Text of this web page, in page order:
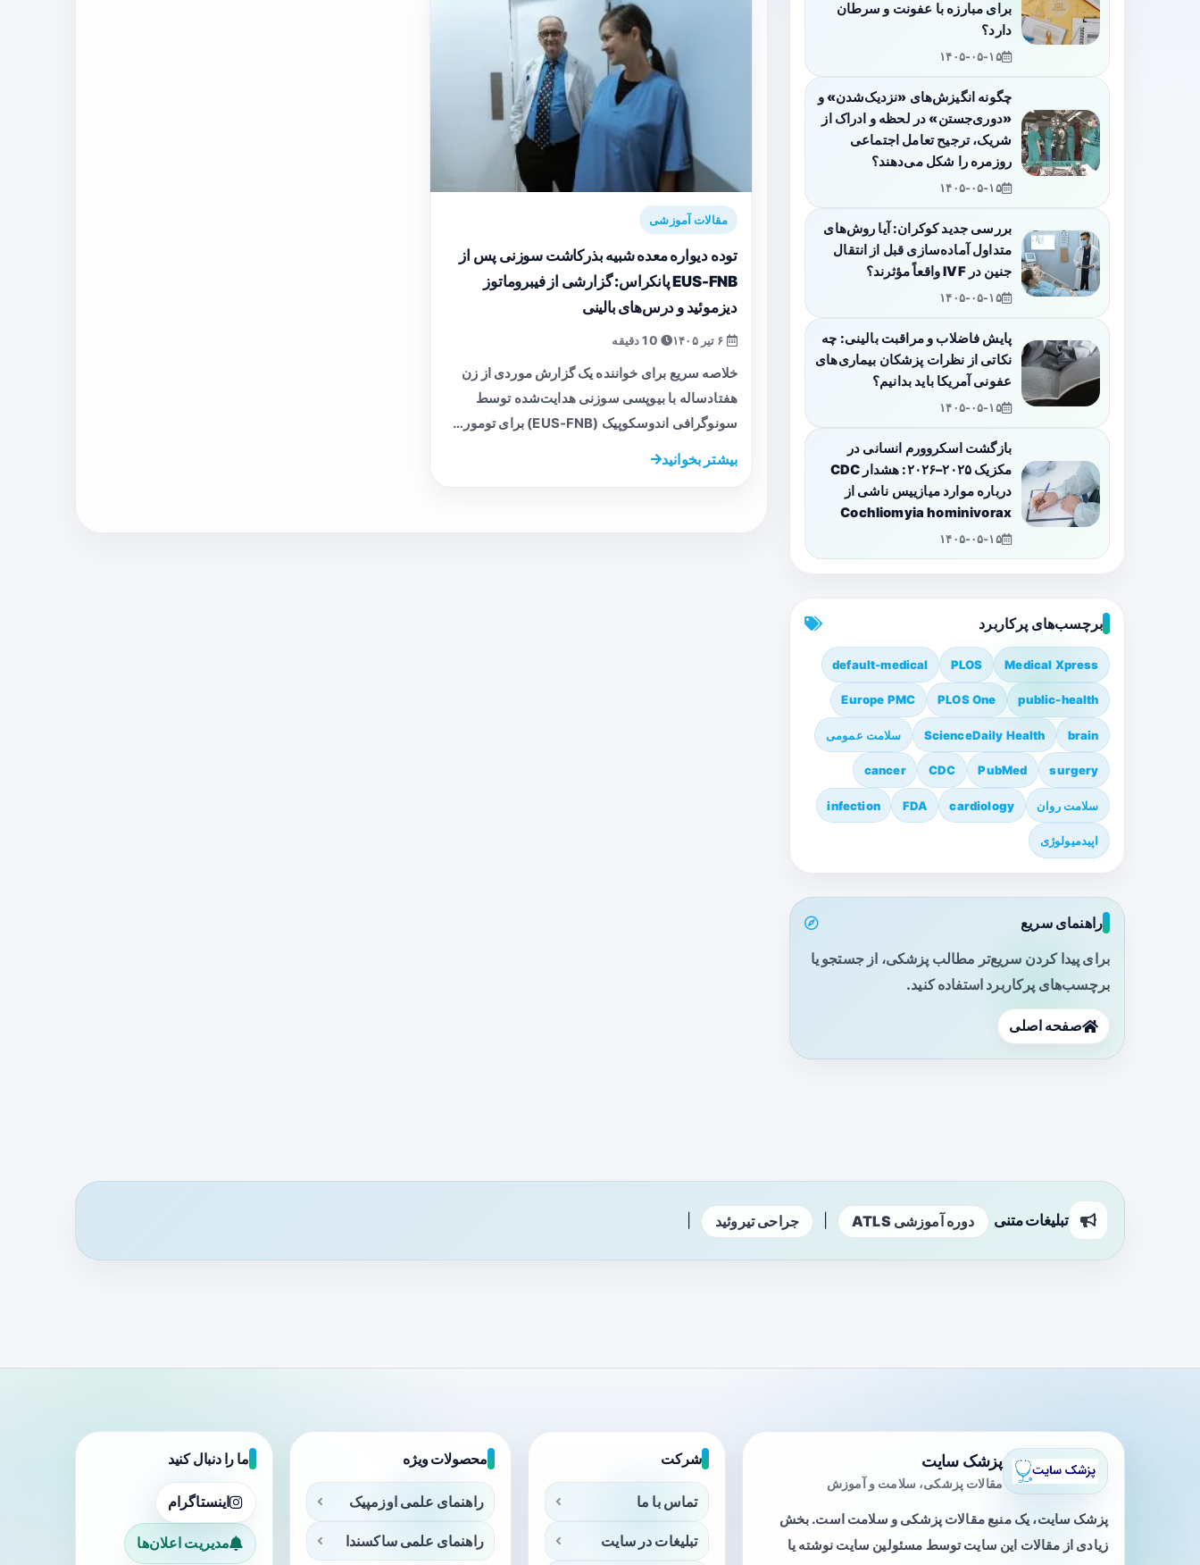
مقالات آموزشی
توده دیواره معده شبیه بذرکاشت سوزنی پس از
EUS-FNB پانکراس: گزارشی از فیبروماتوز
دیزموئید و درس‌های بالینی
خلاصه سریع برای خواننده یک گزارش موردی از زن
هفتاد‌ساله با بیوپسی سوزنی هدایت‌شده توسط
سونوگرافی اندوسکوپیک (EUS‑FNB) برای تومور…
بیشتر بخوانید
برای مبارزه با عفونت و سرطان
دارد؟
۱۴۰۵-۰۵-۱۵
چگونه انگیزش‌های «نزدیک‌شدن» و
«دوری‌جستن» در لحظه و ادراک از
شریک، ترجیح تعامل اجتماعی
روزمره را شکل می‌دهند؟
۱۴۰۵-۰۵-۱۵
بررسی جدید کوکران: آیا روش‌های
متداول آماده‌سازی قبل از انتقال
جنین در IVF واقعاً مؤثرند؟
۱۴۰۵-۰۵-۱۵
پایش فاضلاب و مراقبت بالینی: چه
نکاتی از نظرات پزشکان بیماری‌های
عفونی آمریکا باید بدانیم؟
۱۴۰۵-۰۵-۱۵
بازگشت اسکروورم انسانی در
مکزیک ۲۰۲۵–۲۰۲۶: هشدار CDC
درباره موارد میازییس ناشی از
Cochliomyia hominivorax
۱۴۰۵-۰۵-۱۵
برچسب‌های پرکاربرد
Medical Xpress
PLOS
default-medical
public-health
PLOS One
Europe PMC
brain
ScienceDaily Health سلامت عمومی
surgery
PubMed
CDC
cancer
سلامت روان cardiology
FDA
infection
اپیدمیولوژی
راهنمای سریع
برای پیدا کردن سریع‌تر مطالب پزشکی، از جستجو یا
برچسب‌های پرکاربرد استفاده کنید.
صفحه اصلی
تبلیغات متنی دوره آموزشی ATLS جراحی تیروئید
پزشک سایت
مقالات پزشکی، سلامت و آموزش
پزشک سایت، یک منبع مقالات پزشکی و سلامت است. بخش
زیادی از مقالات این سایت توسط مسئولین سایت نوشته یا
شرکت
تماس با ما
تبلیغات در سایت
محصولات ویژه
راهنمای علمی اوزمپیک
راهنمای علمی ساکسندا
ما را دنبال کنید
اینستاگرام
مدیریت اعلان‌ها